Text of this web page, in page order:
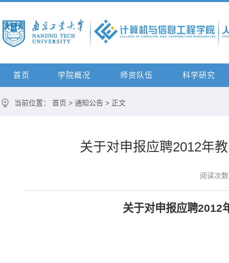
首页 学院概况 师资队伍 科学研究
当前位置： 首页 > 通知公告 > 正文
关于对申报应聘2012年
阅读次
关于对申报应聘2012